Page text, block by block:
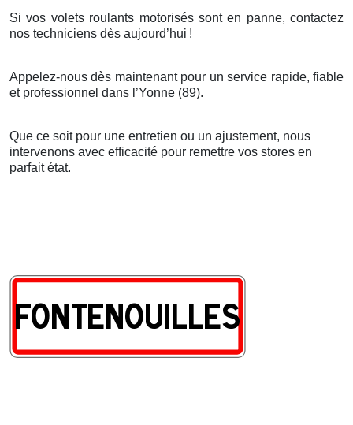
Si vos volets roulants motorisés sont en panne, contactez
nos techniciens dès aujourd’hui !
Appelez-nous dès maintenant pour un service rapide, fiable
et professionnel dans l’Yonne (89).
Que ce soit pour une entretien ou un ajustement, nous
intervenons avec efficacité pour remettre vos stores en
parfait état.